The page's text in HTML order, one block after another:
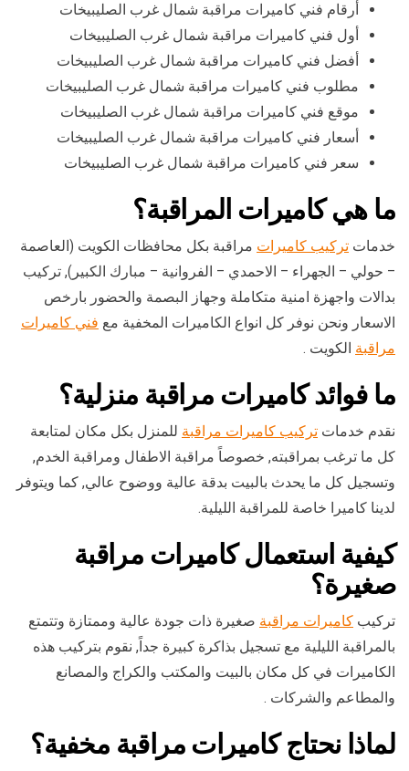
أرقام فني كاميرات مراقبة شمال غرب الصليبيخات
أول فني كاميرات مراقبة شمال غرب الصليبيخات
أفضل فني كاميرات مراقبة شمال غرب الصليبيخات
مطلوب فني كاميرات مراقبة شمال غرب الصليبيخات
موقع فني كاميرات مراقبة شمال غرب الصليبيخات
أسعار فني كاميرات مراقبة شمال غرب الصليبيخات
سعر فني كاميرات مراقبة شمال غرب الصليبيخات
ما هي كاميرات المراقبة؟
خدمات تركيب كاميرات مراقبة بكل محافظات الكويت (العاصمة
– حولي – الجهراء – الاحمدي – الفروانية – مبارك الكبير), تركيب
بدالات واجهزة امنية متكاملة وجهاز البصمة والحضور بارخص
الاسعار ونحن نوفر كل انواع الكاميرات المخفية مع فني كاميرات
مراقبة الكويت .
ما فوائد كاميرات مراقبة منزلية؟
نقدم خدمات تركيب كاميرات مراقبة للمنزل بكل مكان لمتابعة
كل ما ترغب بمراقبته, خصوصاً مراقبة الاطفال ومراقبة الخدم,
وتسجيل كل ما يحدث بالبيت بدقة عالية ووضوح عالي, كما ويتوفر
لدينا كاميرا خاصة للمراقبة الليلية.
كيفية استعمال كاميرات مراقبة
صغيرة؟
تركيب كاميرات مراقبة صغيرة ذات جودة عالية وممتازة وتتمتع
بالمراقبة الليلية مع تسجيل بذاكرة كبيرة جداً, نقوم بتركيب هذه
الكاميرات في كل مكان بالبيت والمكتب والكراج والمصانع
والمطاعم والشركات .
لماذا نحتاج كاميرات مراقبة مخفية؟